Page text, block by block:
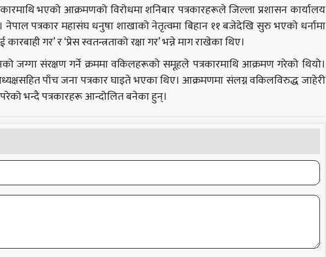
भएको आक्रमणको विरोधमा शनिबार पत्रकारहरूले जिल्ला प्रशासन कार्यालय
नेपाल पत्रकार महासंघ धनुषा शाखाको नेतृत्वमा बिहान ११ बजेदेखि सुरु भएको धर्नामा
गर’ र ‘प्रेस स्वतन्त्रताको रक्षा गर’ भन्ने माग राखेका थिए।
जग्गा संरक्षण गर्ने क्रममा वकिलहरूको समूहले पत्रकारमाथि आक्रमण गरेको थियो।
पाँच जना पत्रकार घाइते भएका थिए। आक्रमणमा संलग्न वकिलविरुद्ध जाहेरी
भन्दै पत्रकारहरू आन्दोलित बनेका हुन्।